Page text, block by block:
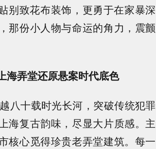
致花布装饰，更勇于在家暴深
那份小人物与命运的角力，震颤
海弄堂还原悬案时代底色
八十载时光长河，突破传统犯罪
海复古韵味，尽显大片质感。主
心觅得珍贵老弄堂建筑。 每一